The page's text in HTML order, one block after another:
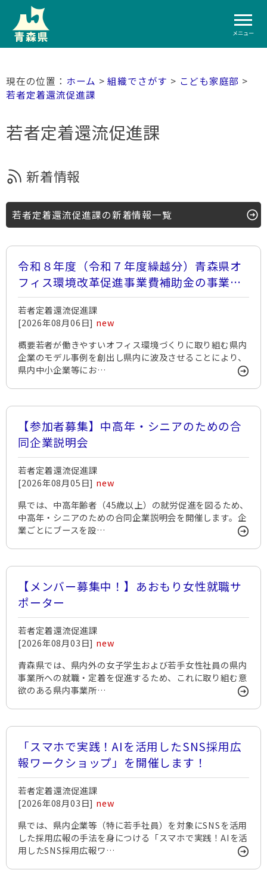
メニュー
ホーム >組織でさがす > こども家庭部 >
若者定着還流促進課
若者定着還流促進課
新着情報
若者定着還流促進課の新着情報一覧
令和８年度（令和７年度繰越分）青森県オ
フィス環境改革促進事業費補助金の事業計
画を公募します
若者定着還流促進課
[2026年08月06日] new
概要若者が働きやすいオフィス環境づくりに取り組む県内
企業のモデル事例を創出し県内に波及させることにより、
県内中小企業等にお…
【参加者募集】中高年・シニアのための合
同企業説明会
若者定着還流促進課
[2026年08月05日] new
県では、中高年齢者（45歳以上）の就労促進を図るため、
中高年・シニアのための合同企業説明会を開催します。企
業ごとにブースを設…
【メンバー募集中！】あおもり女性就職サ
ポーター
若者定着還流促進課
[2026年08月03日] new
青森県では、県内外の女子学生および若手女性社員の県内
事業所への就職・定着を促進するため、これに取り組む意
欲のある県内事業所…
「スマホで実践！AIを活用したSNS採用広
報ワークショップ」を開催します！
若者定着還流促進課
[2026年08月03日] new
県では、県内企業等（特に若手社員）を対象にSNSを活用
した採用広報の手法を身につける「スマホで実践！AIを活
用したSNS採用広報ワ…